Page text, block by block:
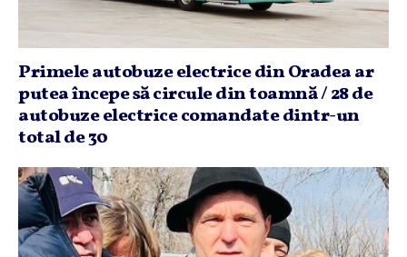
Primele autobuze electrice din Oradea ar
putea începe să circule din toamnă / 28 de
autobuze electrice comandate dintr-un
total de 30